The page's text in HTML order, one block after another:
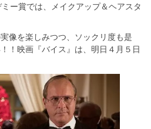
ー賞では、メイクアップ＆ヘアスタ
像を楽しみつつ、ソックリ度も是
！映画『バイス』は、明日４月５日